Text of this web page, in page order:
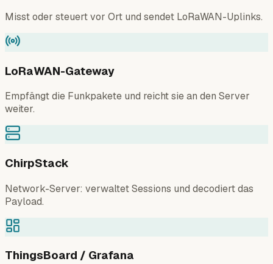
Misst oder steuert vor Ort und sendet LoRaWAN-Uplinks.
LoRaWAN-Gateway
Empfängt die Funkpakete und reicht sie an den Server
weiter.
ChirpStack
Network-Server: verwaltet Sessions und decodiert das
Payload.
ThingsBoard / Grafana